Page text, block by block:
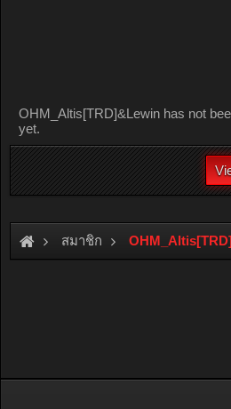
OHM_Altis[TRD]&Lewin has not
yet.
สมาชิก